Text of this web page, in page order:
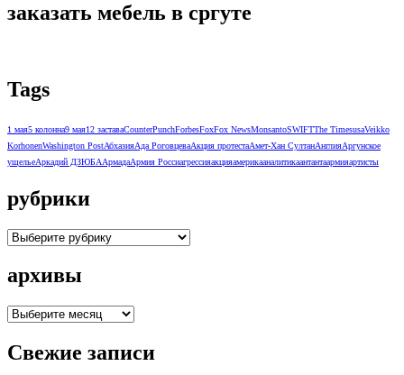
заказать мебель в сргуте
Tags
1 мая5 колонна9 мая12 заставаCounterPunchForbesFoxFox NewsMonsantoSWIFTThe TimesusaVeikko
KorhonenWashington PostАбхазияАда РоговцеваАкция протестаАмет-Хан СултанАнглияАргунское
ущельеАркадий ДЗЮБААрмадаАрмия Россиагрессияакцияамерикааналитикаантантаармияартисты
рубрики
рубрики
архивы
архивы
Свежие записи